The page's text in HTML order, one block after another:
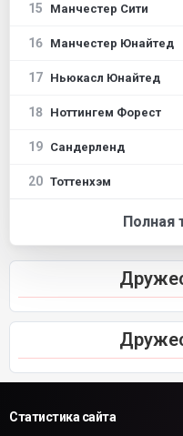
15 Манчестер Сити
16 Манчестер Юнайтед
17 Ньюкасл Юнайтед
18 Ноттингем Форест
19 Сандерленд
20 Тоттенхэм
Полная
Статистика сайта